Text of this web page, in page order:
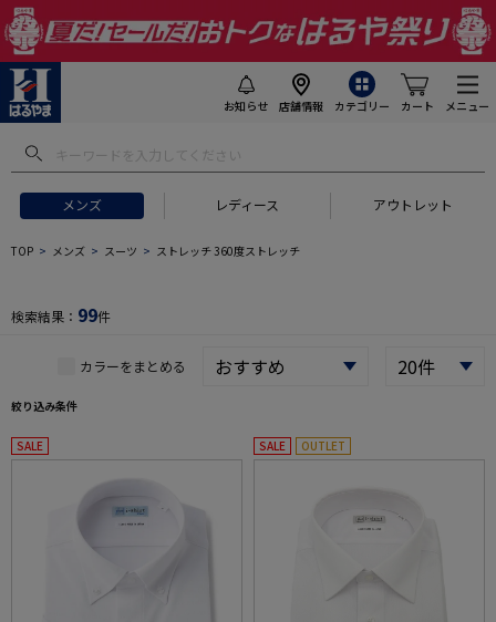
お知らせ 店舗情報 カテゴリー カート メニュー
メンズ レディース アウトレット
フトにおすすめ #セットアップ スーツ
TOP メンズ スーツ ストレッチ 360度ストレッチ
検索結果： 99件
カラーをまとめる
絞り込み条件
SALE SALE OUTLET